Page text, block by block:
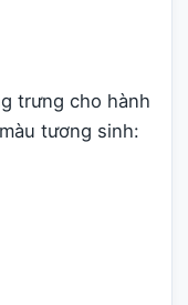
trưng cho hành
tương sinh: